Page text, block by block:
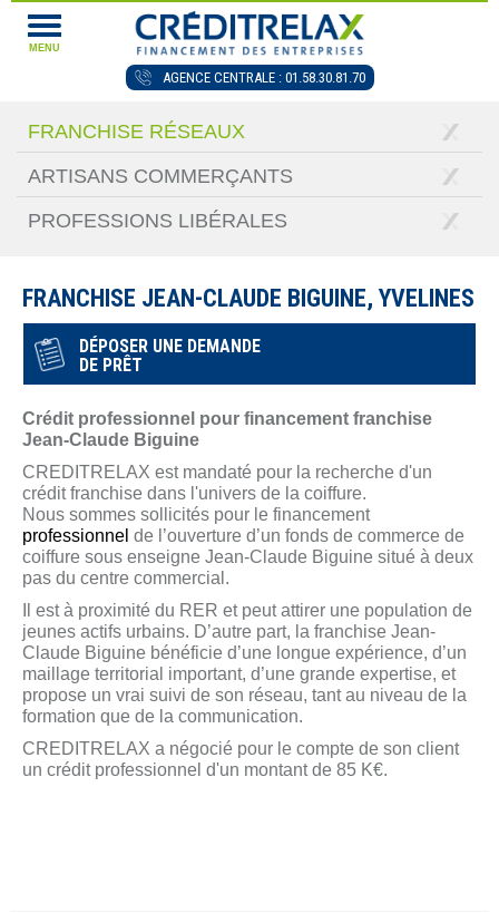
MENU
AGENCE CENTRALE : 01.58.30.81.70
FRANCHISE RÉSEAUX
ARTISANS COMMERÇANTS
PROFESSIONS LIBÉRALES
FRANCHISE JEAN-CLAUDE BIGUINE, YVELINES
DÉPOSER UNE DEMANDE
DE PRÊT
Crédit professionnel pour financement franchise
Jean-Claude Biguine
CREDITRELAX est mandaté pour la recherche d'un
crédit franchise dans l'univers de la coiffure.
Nous sommes sollicités pour le financement
professionnel de l’ouverture d’un fonds de commerce de
coiffure sous enseigne Jean-Claude Biguine situé à deux
pas du centre commercial.
Il est à proximité du RER et peut attirer une population de
jeunes actifs urbains. D’autre part, la franchise Jean-
Claude Biguine bénéficie d’une longue expérience, d’un
maillage territorial important, d’une grande expertise, et
propose un vrai suivi de son réseau, tant au niveau de la
formation que de la communication.
CREDITRELAX a négocié pour le compte de son client
un crédit professionnel d'un montant de 85 K€.